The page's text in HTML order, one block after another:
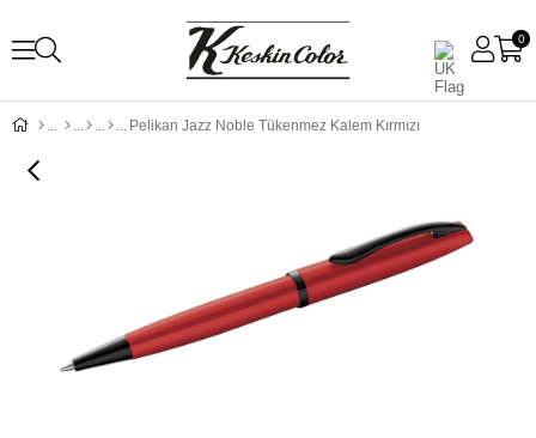
0
Pelikan Jazz Noble Tükenmez Kalem Kırmızı